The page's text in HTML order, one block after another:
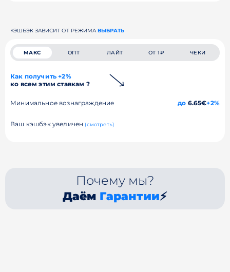
КЭШБЭК ЗАВИСИТ ОТ РЕЖИМА ВЫБРАТЬ
МАКС ОПТ ЛАЙТ ОТ 1₽ ЧЕКИ
Как получить +2%
ко всем этим ставкам ?
Минимальное вознаграждение до 6.65€+2%
Ваш кэшбэк увеличен (смотреть)
Почему мы?
Даём Гарантии⚡